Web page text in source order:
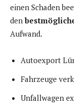
einen Schaden
den
Aufwand.
Autoexport
Fahrzeuge
Unfallwagen